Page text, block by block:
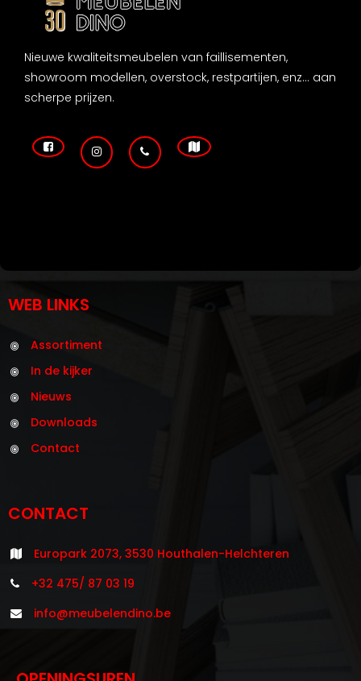
Nieuwe kwaliteitsmeubelen van faillisementen,
showroom modellen, overstock, restpartijen, enz... aan
scherpe prijzen.
WEB LINKS
Assortiment
In de kijker
Nieuws
Downloads
Contact
CONTACT
Europark 2073, 3530 Houthalen-Helchteren
+32 475/ 87 03 19
info@meubelendino.be